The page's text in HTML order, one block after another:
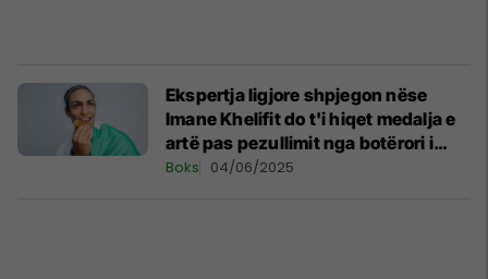
Ekspertja ligjore shpjegon nëse
Imane Khelifit do t'i hiqet medalja e
artë pas pezullimit nga botërori i
boksit
Boks 04/06/2025